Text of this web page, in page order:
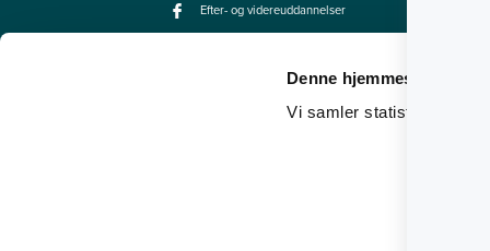
Denne hjemmeside
Vi samler statistik ved
Efter- og videreuddannelser